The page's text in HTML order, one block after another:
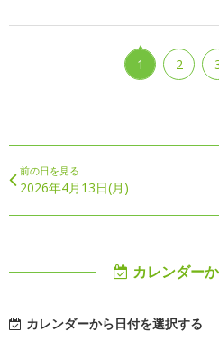
1 2
前の日を見る
2026年4月13日(月)
カレンダー
カレンダーから日付を選択する